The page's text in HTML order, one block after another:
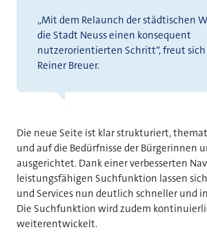
„Mit dem Relaunch der städtischen
die Stadt Neuss einen konsequent
nutzerorientierten Schritt“, freut
Reiner Breuer.
Die neue Seite ist klar strukturiert,
und auf die Bedürfnisse der Bürgerinnen
ausgerichtet. Dank einer verbesserten
leistungsfähigen Suchfunktion lassen
und Services nun deutlich schneller und
Die Suchfunktion wird zudem
weiterentwickelt.